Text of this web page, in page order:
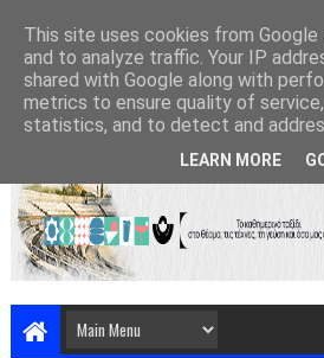
This site uses cookies from
and to analyze traffic. Your IP
shared with Google along with
metrics to ensure quality of
statistics, and to detect and
LEARN MORE